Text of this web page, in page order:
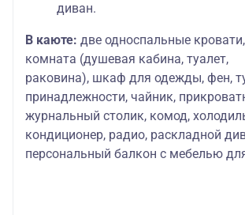
диван.
В каюте: две односпальные
комната (душевая кабина, туалет,
раковина), шкаф для одежды, фен,
принадлежности, чайник,
журнальный столик, комод,
кондиционер, радио, раскладной
персональный балкон с мебелью